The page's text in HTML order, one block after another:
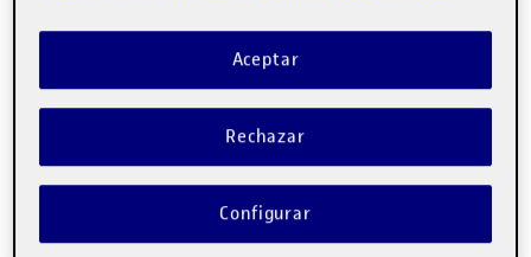
Rechazar
Aceptar
Configurar